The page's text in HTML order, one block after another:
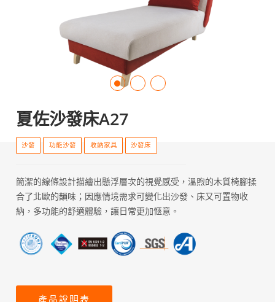
夏佐沙發床A27
沙發 功能沙發 收納家具 沙發床
簡潔的線條設計描繪出懸浮層次的視覺感受，溫煦的木質椅腳揉
合了北歐的韻味；因應情境需求可變化出沙發、床又可置物收
納，多功能的舒適體驗，讓日常更加愜意。
產品說明表